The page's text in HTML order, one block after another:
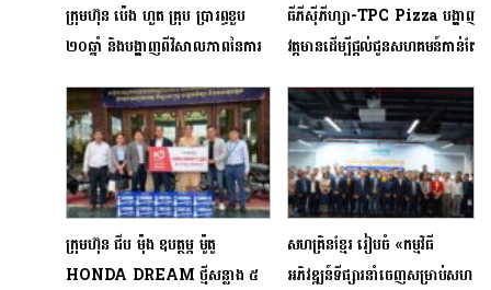
ក្រុមហ៊ុន ប៉េង ហួត គ្រុប ប្រារព្ធខួប
២០ឆ្នាំ និងបង្ហាញពីវិសាលភាពនៃការ
ហិកតា ជុំវិញរាជធានីភ្នំពេញ
ធីភីស៊ីភីហ្សា-TPC Pizza បង្ហាញ
វត្តមានដើម្បីផ្តល់ជូនសហគមន៍កាន់តែ
ក្រុមហ៊ុន ជីប ម៉ុង ឧបត្ថម្ភ ម៉ូតូ
HONDA DREAM ថ្មីសន្លាង ៥
សហគ្រិនខ្មែរ រៀបចំ «កម្មវិធី
អភិវឌ្ឍន៍ទីផ្សារនាំចេញសម្រាប់​សហ